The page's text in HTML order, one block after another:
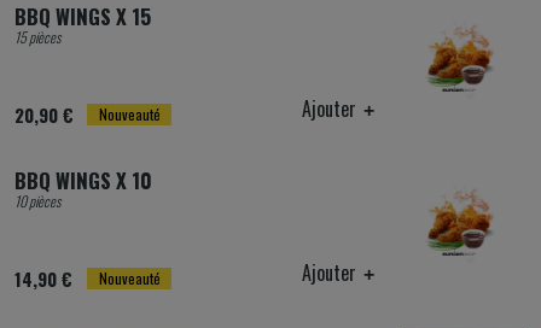
Nouveauté
BBQ WINGS X 15
15 pièces
20,90 € Ajouter
Nouveauté
BBQ WINGS X 10
10 pièces
14,90 € Ajouter